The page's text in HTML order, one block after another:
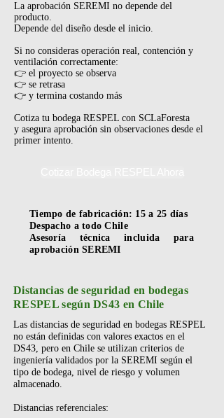
La aprobación SEREMI no depende del
producto.
Depende del diseño desde el inicio.
Si no consideras operación real, contención y
ventilación correctamente:
👉 el proyecto se observa
👉 se retrasa
👉 y termina costando más
Cotiza tu bodega RESPEL con SCLaForesta
y asegura aprobación sin observaciones desde el
primer intento.
Tiempo de fabricación: 15 a 25 días
Despacho a todo Chile
Asesoría técnica incluida para
aprobación SEREMI
Distancias de seguridad en bodegas
RESPEL según DS43 en Chile
Las distancias de seguridad en bodegas RESPEL
no están definidas con valores exactos en el
DS43, pero en Chile se utilizan criterios de
ingeniería validados por la SEREMI según el
tipo de bodega, nivel de riesgo y volumen
almacenado.
Distancias referenciales: